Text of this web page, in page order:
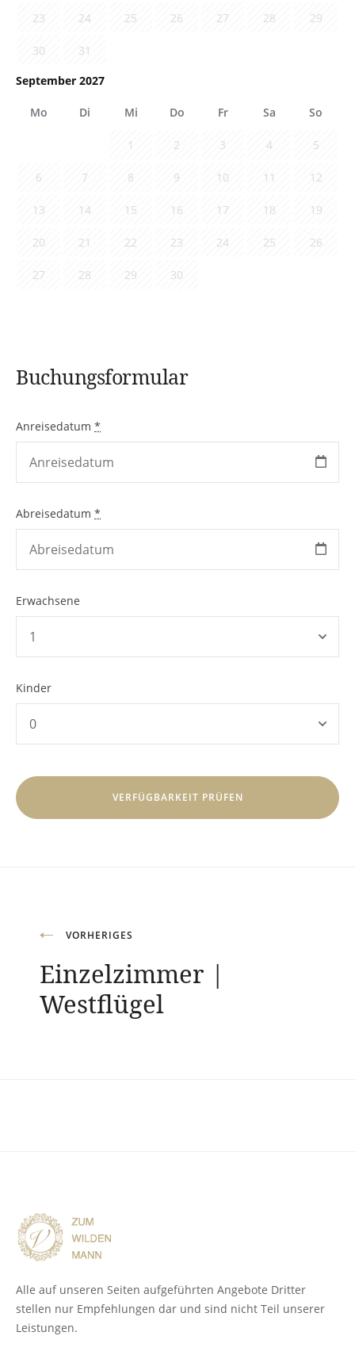
23 24 25 26 27 28 29
30 31
September 2027
Mo Di Mi Do Fr Sa So
1 2 3 4 5
6 7 8 9 10 11 12
13 14 15 16 17 18 19
20 21 22 23 24 25 26
27 28 29 30
Buchungsformular
Anreisedatum *
Abreisedatum *
Erwachsene
Kinder
Beitragsnavigation
VORHERIGES
Einzelzimmer |
Westflügel
Alle auf unseren Seiten aufgeführten Angebote Dritter
stellen nur Empfehlungen dar und sind nicht Teil unserer
Leistungen.